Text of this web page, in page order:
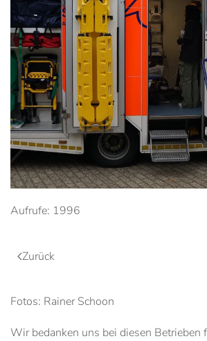
Anschauen....
Aufrufe: 1996
Zurück
Fotos: Rainer Schoon
Wir bedanken uns bei diesen Betrieben